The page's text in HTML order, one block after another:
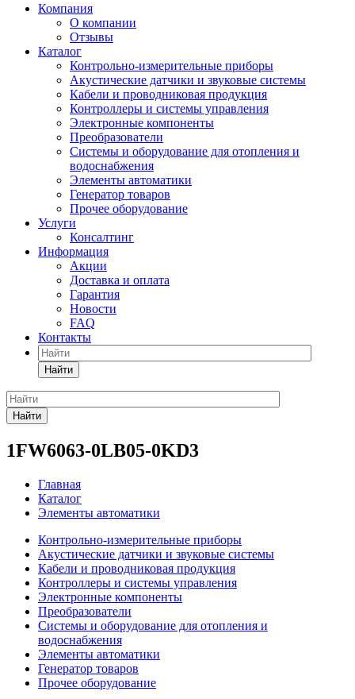
Компания
О компании
Отзывы
Каталог
Контрольно-измерительные приборы
Акустические датчики и звуковые системы
Кабели и проводниковая продукция
Контроллеры и системы управления
Электронные компоненты
Преобразователи
Системы и оборудование для отопления и
водоснабжения
Элементы автоматики
Генератор товаров
Прочее оборудование
Услуги
Консалтинг
Информация
Акции
Доставка и оплата
Гарантия
Новости
FAQ
Контакты
Найти
Найти
1FW6063-0LB05-0KD3
Главная
Каталог
Элементы автоматики
Контрольно-измерительные приборы
Акустические датчики и звуковые системы
Кабели и проводниковая продукция
Контроллеры и системы управления
Электронные компоненты
Преобразователи
Системы и оборудование для отопления и
водоснабжения
Элементы автоматики
Генератор товаров
Прочее оборудование